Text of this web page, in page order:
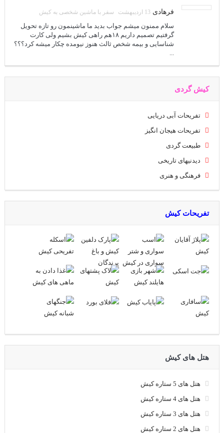
فرهادی 13 اردیبهشت سفر با ماشین شخصی به کیش
سلام ممنون میشم جواب بدید ما ماشینمون رو تازه تحویل
گرفتیم تصمیم داریم ۱۸هم راهی کیش بشیم ولی کارت
شناسایی و بیمه شخص ثالث هنوز نیومده چکار میشه کرد؟؟؟
کیش گردی
تفریحات آبی دریایی
تفریحات هیجان انگیز
طبیعت گردی
دیدنیهای تاریخی
فرهنگی و هنری
تفریحات کیش
هتل های کیش
هتل های 5 ستاره کیش
هتل های 4 ستاره کیش
هتل های 3 ستاره کیش
هتل های 2 ستاره کیش